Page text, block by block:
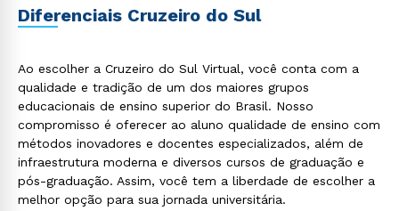
Diferenciais Cruzeiro do Sul
Ao escolher a Cruzeiro do Sul Virtual, você conta com a
qualidade e tradição de um dos maiores grupos
educacionais de ensino superior do Brasil. Nosso
compromisso é oferecer ao aluno qualidade de ensino com
métodos inovadores e docentes especializados, além de
infraestrutura moderna e diversos cursos de graduação e
pós-graduação. Assim, você tem a liberdade de escolher a
melhor opção para sua jornada universitária.